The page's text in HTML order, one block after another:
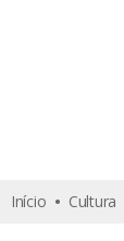
Início • Cultura